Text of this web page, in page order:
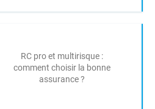
RC pro et multirisque :
comment choisir la bonne
assurance ?